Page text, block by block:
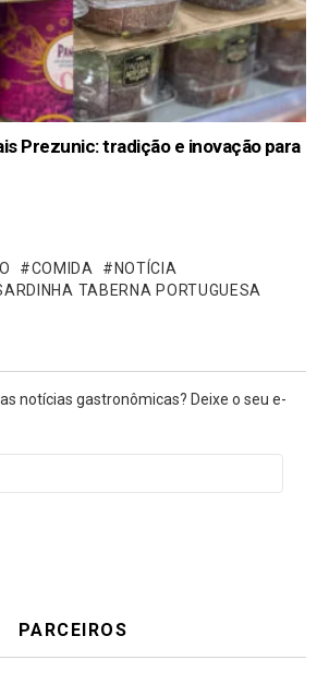
Prezunic: tradição e inovação para
COMIDA
NOTÍCIA
TABERNA PORTUGUESA
notícias gastronômicas? Deixe o seu e-
PARCEIROS